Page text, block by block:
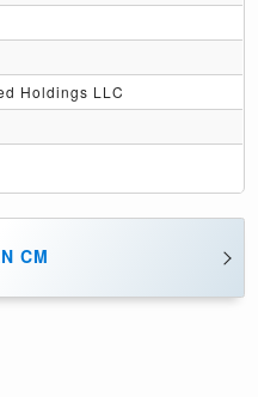
Holdings LLC
CM